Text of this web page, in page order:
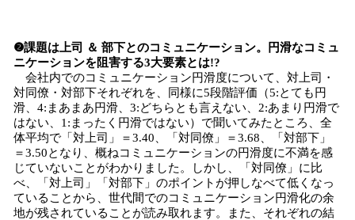
❷課題は上司 ＆ 部下とのコミュニケーション。円滑なコミュ
ニケーションを阻害する3大要素とは!?
会社内でのコミュニケーション円滑度について、対上司・
対同僚・対部下それぞれを、同様に5段階評価（5:とても円
滑、4:まあまあ円滑、3:どちらとも言えない、2:あまり円滑で
はない、1:まったく円滑ではない）で聞いてみたところ、全
体平均で「対上司」＝3.40、「対同僚」＝3.68、「対部下」
＝3.50となり、概ねコミュニケーションの円滑度に不満を感
じていないことがわかりました。しかし、「対同僚」に比
べ、「対上司」「対部下」のポイントが押しなべて低くなっ
ていることから、世代間でのコミュニケーション円滑化の余
地が残されていることが読み取れます。また、それぞれの結